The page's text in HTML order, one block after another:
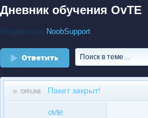
Дневник обучения OvTE
Модератор: NoobSupport
Ответить
Пакет закрыт!
ovte